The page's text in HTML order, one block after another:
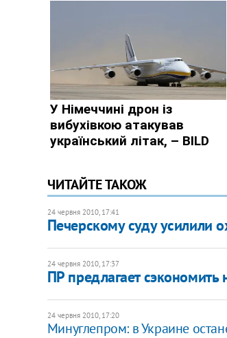
ЧИТАЙТЕ ТАКОЖ
24 червня 2010, 17:41
Печерскому суду усилили
24 червня 2010, 17:37
ПР предлагает сэкономить
24 червня 2010, 17:20
Минуглепром: в Украине